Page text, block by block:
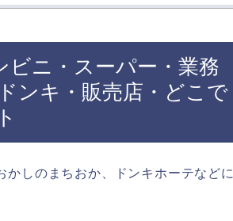
ニ・スーパー・業務
ンキ・販売店・どこで
しのまちおか、ドンキホーテなどに